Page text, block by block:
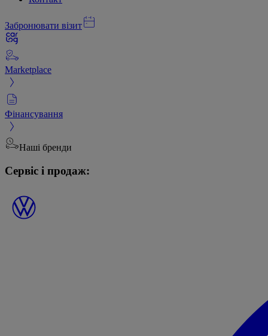
Забронювати візит
Marketplace
Фінансування
Наші бренди
Сервіс і продаж: